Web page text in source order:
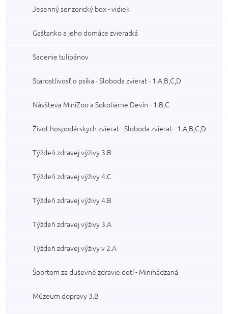
Jesenný senzorický box - vidiek
Gaštanko a jeho domáce zvieratká
Sadenie tulipánov
Starostlivosť o psíka - Sloboda zvierat - 1.A,B,C,D
Návšteva MiniZoo a Sokoliarne Devín - 1.B,C
Život hospodárskych zvierat - Sloboda zvierat - 1.A,B,C,D
Týždeň zdravej výživy 3.B
Týždeň zdravej výživy 4.C
Týždeň zdravej výživy 4.B
Týždeň zdravej výživy 3.A
Týždeň zdravej výživy v 2.A
Športom za duševné zdravie detí - Minihádzaná
Múzeum dopravy 3.B